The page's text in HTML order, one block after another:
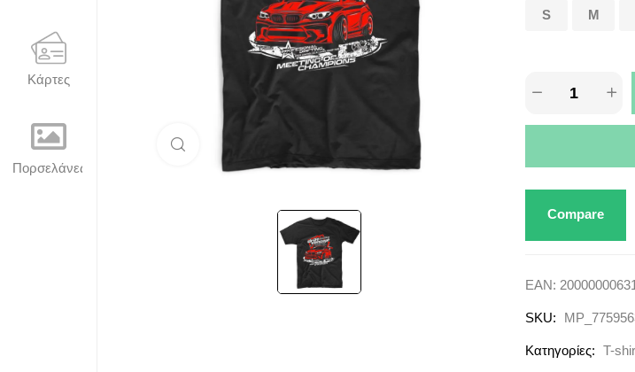
Κάρτες
Πορσελάνες
S M
Compare
EAN:
SKU:
Κατηγορίες: T-